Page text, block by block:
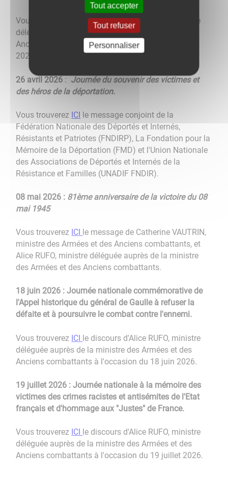
Vous trouverez
le discours d'Alice RUFO, ministre
déléguée auprès de la ministre des Armées et des
Anciens combattants à l'occasion du jeudi 19 mars
2026
26 avril 2026 : Journée du souvenir des victimes et
des héros de la déportation.
Vous trouverez ICI le message conjoint de la
Fédération Nationale des Déportés et Internés,
Résistants et Patriotes (FNDIRP), La Fondation pour la
Mémoire de la Déportation (FMD) et l'Union Nationale
des Associations de Déportés et Internés de la
Résistance et Familles (UNADIF FNDIR).
08 mai 2026 : 81ème anniversaire de la victoire du 08
mai 1945
Vous trouverez ICI le message de Catherine VAUTRIN,
ministre des Armées et des Anciens combattants, et
Alice RUFO, ministre déléguée auprès de la ministre
des Armées et des Anciens combattants.
18 juin 2026 : Journée nationale commémorative de
l'Appel historique du général de Gaulle à refuser la
défaite et à poursuivre le combat contre l'ennemi.
Vous trouverez ICI le discours d'Alice RUFO, ministre
déléguée auprès de la ministre des Armées et des
Anciens combattants à l'occasion du 18 juin 2026.
19 juillet 2026 : Journée nationale à la mémoire des
victimes des crimes racistes et antisémites de l'Etat
français et d'hommage aux "Justes" de France.
Vous trouverez ICI le discours d'Alice RUFO, ministre
déléguée auprès de la ministre des Armées et des
Anciens combattants à l'occasion du 19 juillet 2026.
Tout accepter
Tout refuser
Personnaliser